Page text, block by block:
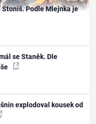
Stoniš. Podle Mlejnka je
se Staněk. Dle
explodoval kousek od